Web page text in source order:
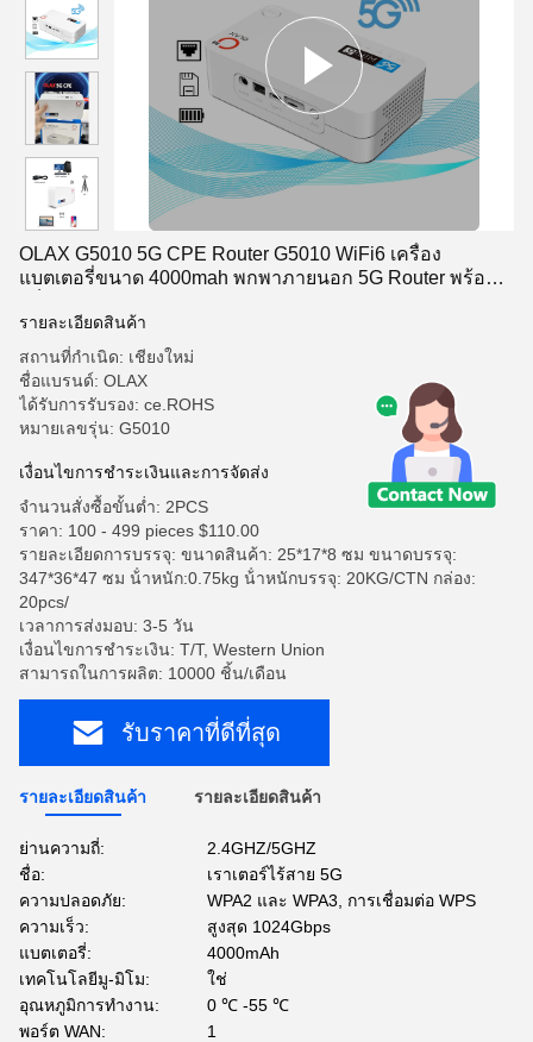
OLAX G5010 5G CPE Router G5010 WiFi6 เครื่อง
แบตเตอรี่ขนาด 4000mah พกพาภายนอก 5G Router พร้อม
รายละเอียดสินค้า
สถานที่กำเนิด: เชียงใหม่
ชื่อแบรนด์: OLAX
ได้รับการรับรอง: ce.ROHS
หมายเลขรุ่น: G5010
เงื่อนไขการชำระเงินและการจัดส่ง
จำนวนสั่งซื้อขั้นต่ำ: 2PCS
ราคา: 100 - 499 pieces $110.00
รายละเอียดการบรรจุ: ขนาดสินค้า: 25*17*8 ซม ขนาดบรรจุ:
347*36*47 ซม น้ําหนัก:0.75kg น้ําหนักบรรจุ: 20KG/CTN กล่อง:
20pcs/
เวลาการส่งมอบ: 3-5 วัน
เงื่อนไขการชำระเงิน: T/T, Western Union
สามารถในการผลิต: 10000 ชิ้น/เดือน
รับราคาที่ดีที่สุด
รายละเอียดสินค้า รายละเอียดสินค้า
ย่านความถี่:
2.4GHZ/5GHZ
ชื่อ:
เราเตอร์ไร้สาย 5G
ความปลอดภัย:
WPA2 และ WPA3, การเชื่อมต่อ WPS
ความเร็ว:
สูงสุด 1024Gbps
แบตเตอรี่:
4000mAh
เทคโนโลยีมู-มิโม:
ใช่
อุณหภูมิการทํางาน:
0 ℃ -55 ℃
พอร์ต WAN:
1